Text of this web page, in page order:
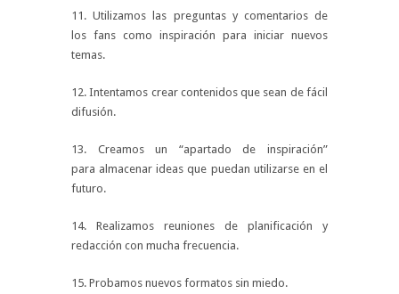
11. Utilizamos las preguntas y comentarios de
los fans como inspiración para iniciar nuevos
temas.
12. Intentamos crear contenidos que sean de fácil
difusión.
13. Creamos un “apartado de inspiración”
para almacenar ideas que puedan utilizarse en el
futuro.
14. Realizamos reuniones de planificación y
redacción con mucha frecuencia.
15. Probamos nuevos formatos sin miedo.